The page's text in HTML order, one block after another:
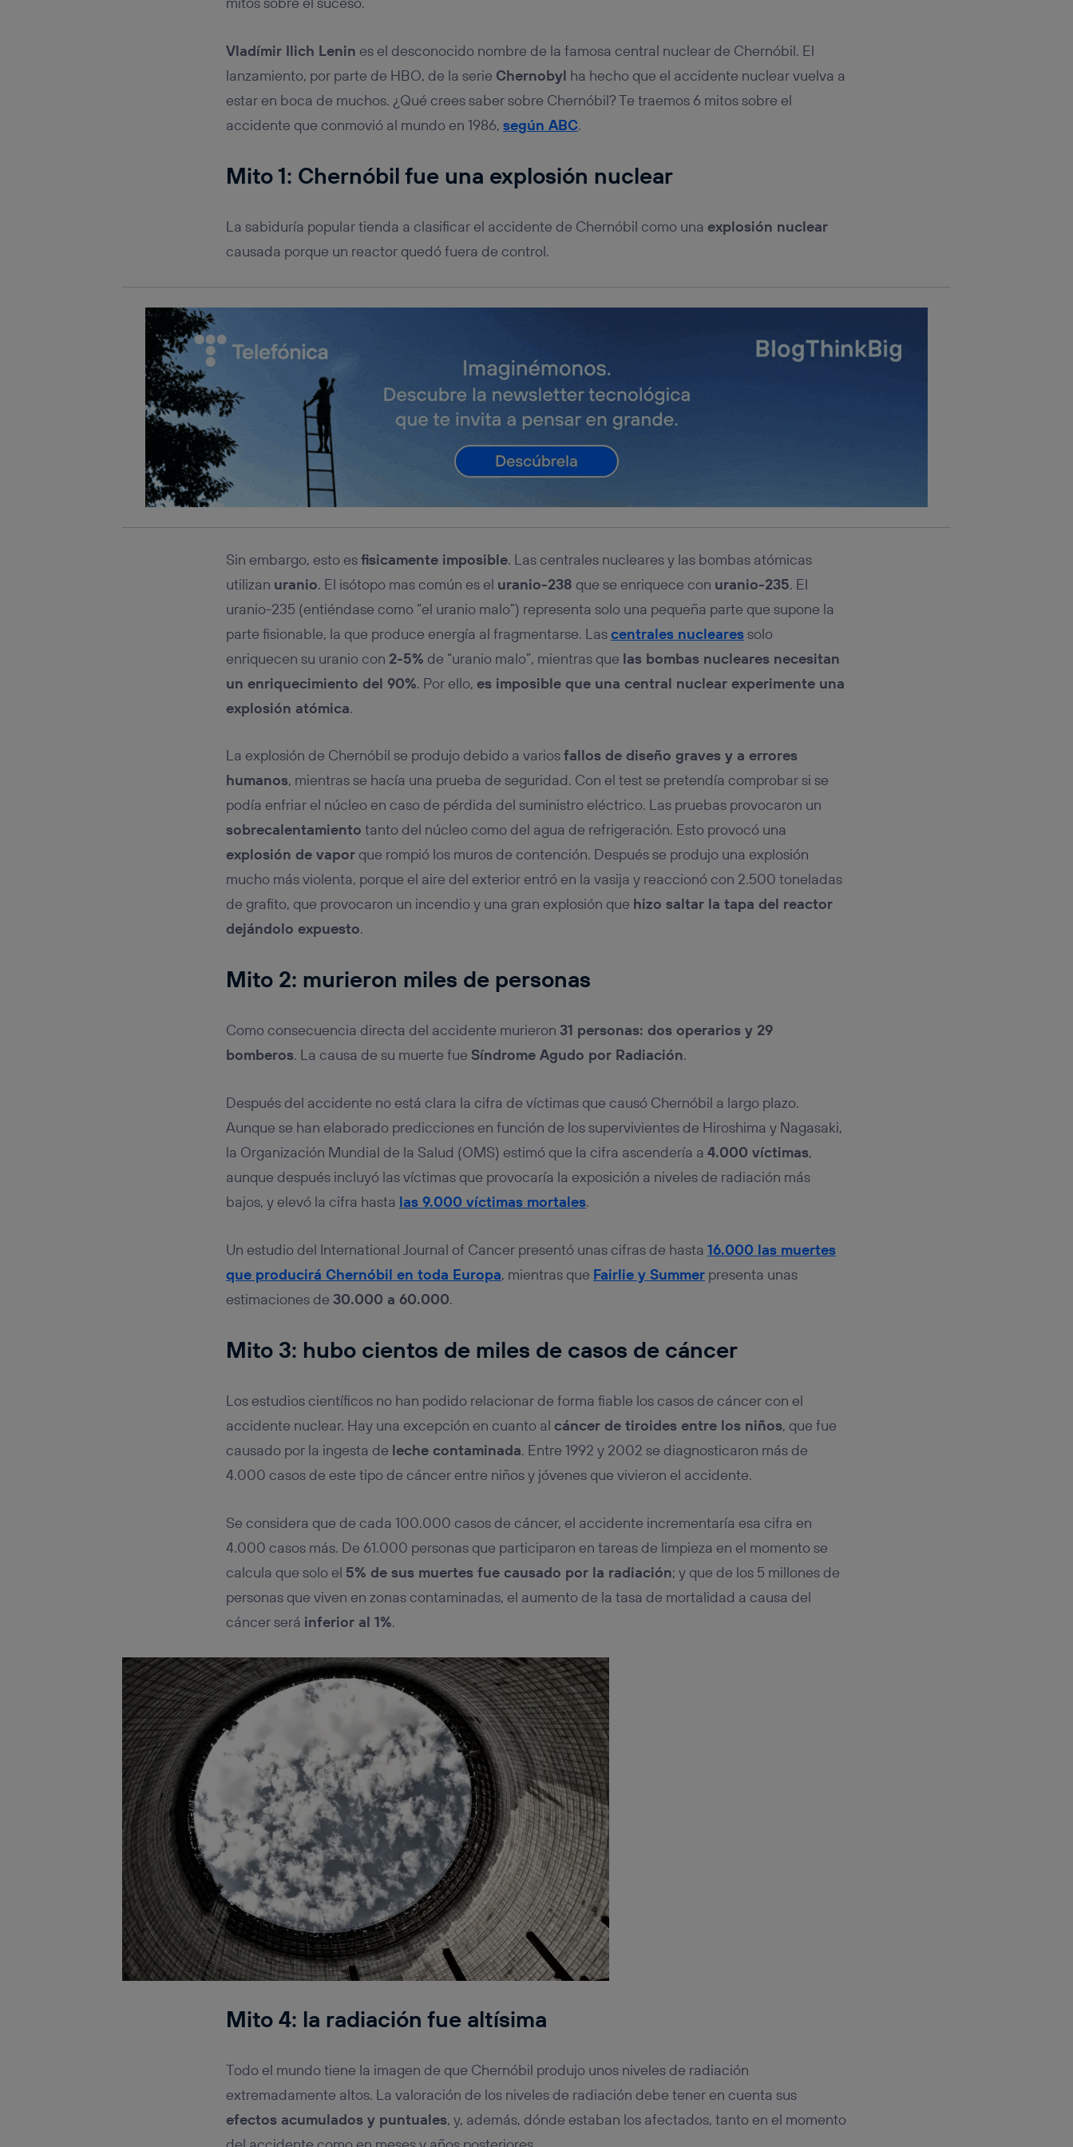
Vladímir Ilich Lenin es el desconocido nombre de la famosa central nuclear de Chernóbil. El
lanzamiento, por parte de HBO, de la serie Chernobyl ha hecho que el accidente nuclear vuelva a
estar en boca de muchos. ¿Qué crees saber sobre Chernóbil? Te traemos 6 mitos sobre el
accidente que conmovió al mundo en 1986, según ABC.
Mito 1: Chernóbil fue una explosión nuclear
La sabiduría popular tienda a clasificar el accidente de Chernóbil como una explosión nuclear
causada porque un reactor quedó fuera de control.
Sin embargo, esto esfisicamente imposible. Las centrales nucleares y las bombas atómicas
utilizan uranio. El isótopo mas común es el uranio-238 que se enriquece con uranio-235. El
uranio-235 (entiéndase como “el uranio malo”) representa solo una pequeña parte que supone la
parte fisionable, la que produce energía al fragmentarse. Lascentrales nuclearessolo
enriquecen su uranio con 2-5% de “uranio malo”, mientras que las bombas nucleares necesitan
un enriquecimiento del 90%. Por ello, es imposible que una central nuclear experimente una
explosión atómica.
La explosión de Chernóbil se produjo debido a variosfallos de diseño graves y a errores
humanos, mientras se hacía una prueba de seguridad. Con el test se pretendía comprobar si se
podía enfriar el núcleo en caso de pérdida del suministro eléctrico. Las pruebas provocaron un
sobrecalentamiento tanto del núcleo como del agua de refrigeración. Esto provocó una
explosión de vaporque rompió los muros de contención. Después se produjo una explosión
mucho más violenta, porque el aire del exterior entró en la vasija y reaccionó con 2.500 toneladas
de grafito, que provocaron un incendio y una gran explosión que hizo saltar la tapa del reactor
dejándolo expuesto.
Mito 2: murieron miles de personas
Como consecuencia directa del accidente murieron 31 personas: dos operarios y 29
bomberos. La causa de su muerte fue Síndrome Agudo por Radiación.
Después del accidente no está clara la cifra de víctimas que causó Chernóbil a largo plazo.
Aunque se han elaborado predicciones en función de los supervivientes de Hiroshima y Nagasaki,
la Organización Mundial de la Salud (OMS) estimó que la cifra ascendería a 4.000 víctimas,
aunque después incluyó las víctimas que provocaría la exposición a niveles de radiación más
bajos, y elevó la cifra hasta las 9.000 víctimas mortales.
Un estudio del International Journal of Cancer presentó unas cifras de hasta 16.000 las muertes
que producirá Chernóbil en toda Europa, mientras que Fairlie y Summerpresenta unas
estimaciones de 30.000 a 60.000.
Mito 3: hubo cientos de miles de casos de cáncer
Los estudios científicos no han podido relacionar de forma fiable los casos de cáncer con el
accidente nuclear. Hay una excepción en cuanto al cáncer de tiroides entre los niños, que fue
causado por la ingesta de leche contaminada. Entre 1992 y 2002 se diagnosticaron más de
4.000 casos de este tipo de cáncer entre niños y jóvenes que vivieron el accidente.
Se considera que de cada 100.000 casos de cáncer, el accidente incrementaría esa cifra en
4.000 casos más. De 61.000 personas que participaron en tareas de limpieza en el momento se
calcula que solo el 5% de sus muertes fue causado por la radiación; y que de los 5 millones de
personas que viven en zonas contaminadas, el aumento de la tasa de mortalidad a causa del
cáncer será inferior al 1%.
Mito 4: la radiación fue altísima
Todo el mundo tiene la imagen de que Chernóbil produjo unos niveles de radiación
extremadamente altos. La valoración de los niveles de radiación debe tener en cuenta sus
efectos acumulados y puntuales, y, además, dónde estaban los afectados, tanto en el momento
Si utilizas unaconexión de banda ancha(p. ej., Wi-Fi), el marketing o análisis se
realizará en función de las actividades de navegación de los miembros del hogar que
hayan dado su consentimiento.
Si utilizasdatos móviles, el marketing será más personalizado, ya que se basará
únicamente en la navegación del usuario del móvil.
Para más información, consulta la política de privacidad de Utiq.